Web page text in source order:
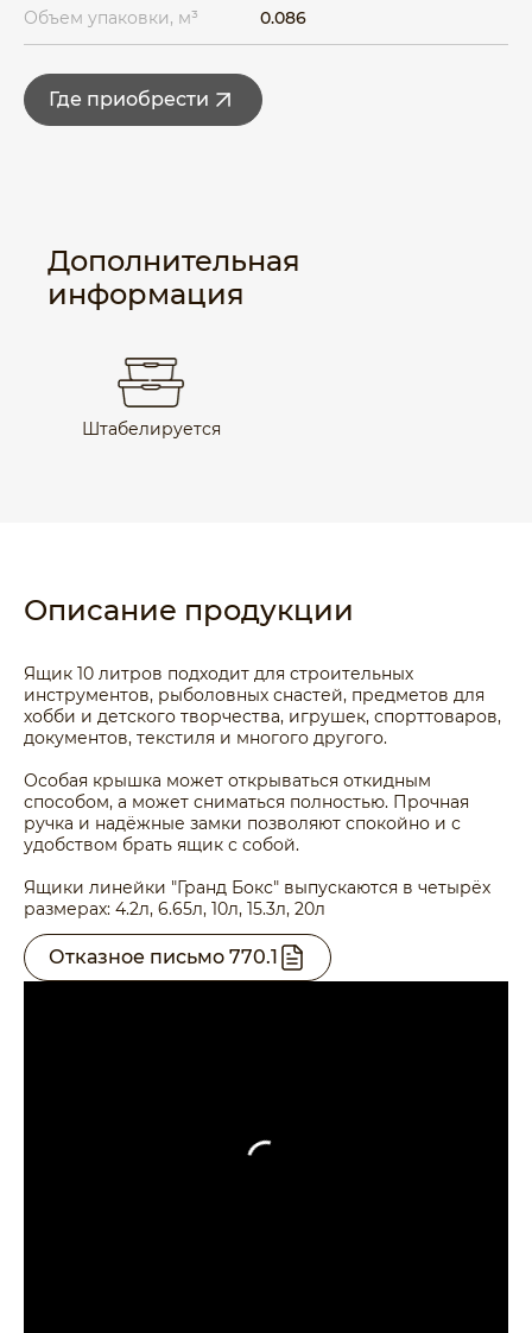
Объем упаковки, м³ 0.086
Где приобрести
Дополнительная
информация
Штабелируется
Описание продукции
Ящик 10 литров подходит для строительных
инструментов, рыболовных снастей, предметов для
хобби и детского творчества, игрушек, спорттоваров,
документов, текстиля и многого другого.
Особая крышка может открываться откидным
способом, а может сниматься полностью. Прочная
ручка и надёжные замки позволяют спокойно и с
удобством брать ящик с собой.
Ящики линейки "Гранд Бокс" выпускаются в четырёх
размерах: 4.2л, 6.65л, 10л, 15.3л, 20л
Отказное письмо 770.1